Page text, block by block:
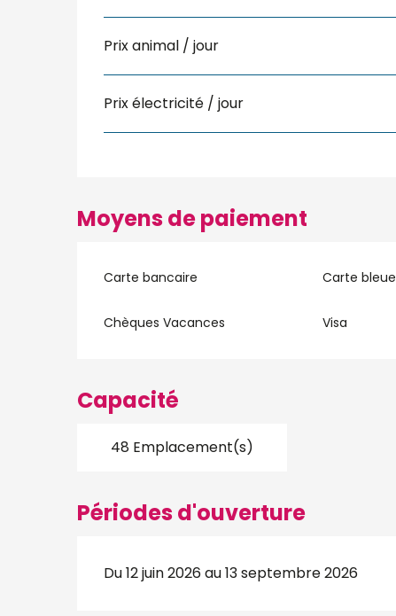
Prix animal / jour
Prix électricité / jour
Moyens de paiement
Carte bancaire Carte bleue
Chèques Vacances Visa
Capacité
48 Emplacement(s)
Périodes d'ouverture
Du 12 juin 2026 au 13 septembre 2026